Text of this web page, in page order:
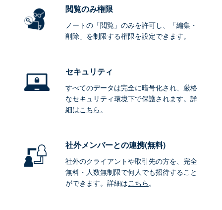
閲覧のみ権限
ノートの「閲覧」のみを許可し、「編集・
削除」を制限する権限を設定できます。
セキュリティ
すべてのデータは完全に暗号化され、厳格
なセキュリティ環境下で保護されます。詳
細はこちら。
社外メンバーとの連携(無料)
社外のクライアントや取引先の方を、完全
無料・人数無制限で何人でも招待すること
ができます。詳細はこちら。